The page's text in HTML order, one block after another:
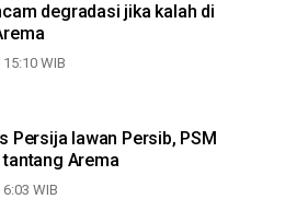
degradasi jika kalah di
WIB
Persija lawan Persib, PSM
Arema
WIB